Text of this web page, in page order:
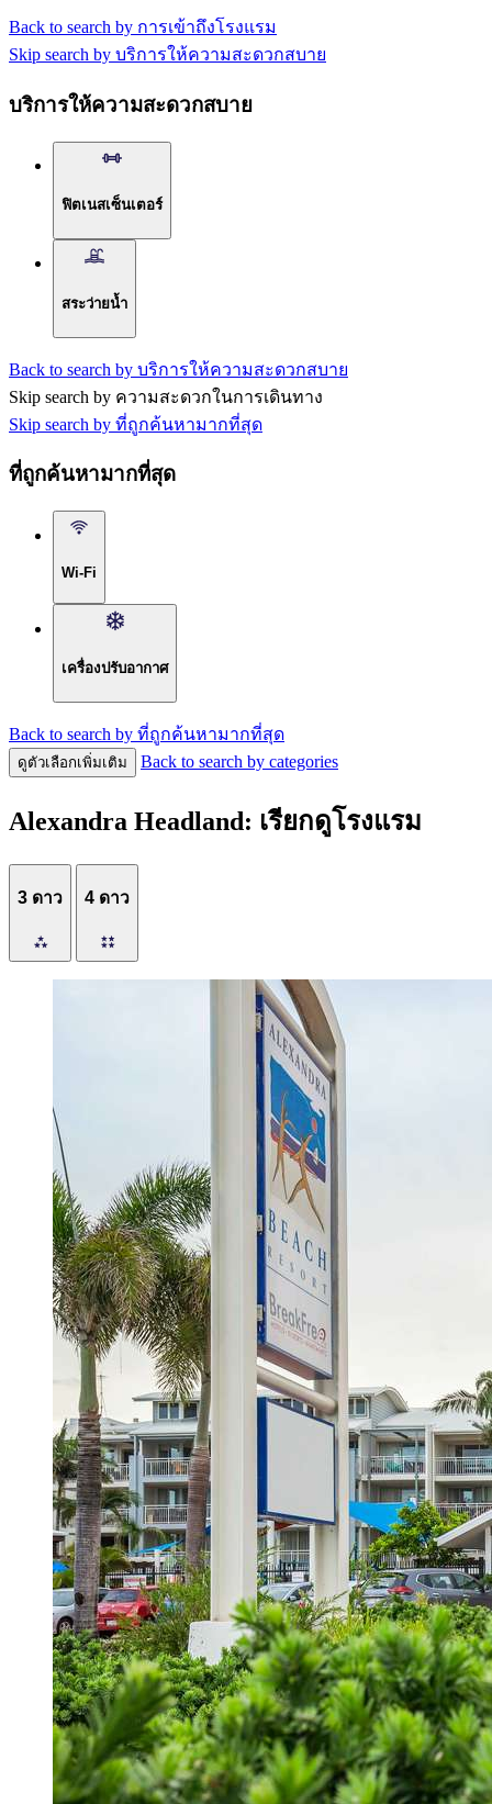
Back to search by การเข้าถึงโรงแรม
Skip search by บริการให้ความสะดวกสบาย
บริการให้ความสะดวกสบาย
ฟิตเนสเซ็นเตอร์
สระว่ายน้ำ
Back to search by บริการให้ความสะดวกสบาย
Skip search by ความสะดวกในการเดินทาง
Skip search by ที่ถูกค้นหามากที่สุด
ที่ถูกค้นหามากที่สุด
Wi-Fi
เครื่องปรับอากาศ
Back to search by ที่ถูกค้นหามากที่สุด
ดูตัวเลือกเพิ่มเติม Back to search by categories
Alexandra Headland: เรียกดูโรงแรม
3 ดาว 4 ดาว